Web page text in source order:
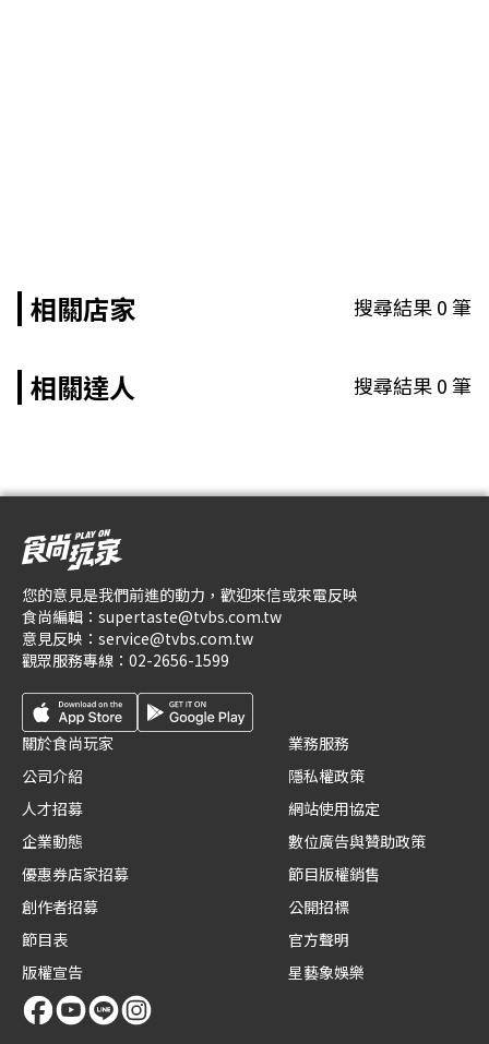
相關店家 搜尋結果0筆
相關達人 搜尋結果0筆
您的意見是我們前進的動力，歡迎來信或來電反映
食尚編輯： supertaste@tvbs.com.tw
意見反映： service@tvbs.com.tw
觀眾服務專線： 02-2656-1599
關於食尚玩家
公司介紹
人才招募
企業動態
優惠券店家招募
創作者招募
節目表
版權宣告
業務服務
隱私權政策
網站使用協定
數位廣告與贊助政策
節目版權銷售
公開招標
官方聲明
星藝象娛樂